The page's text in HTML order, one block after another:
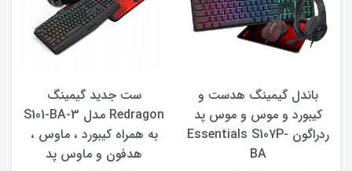
باندل گیمینگ هدست و
کیبورد و موس و موس پد
ردراگون Essentials S107P-
BA
ست جدید گیمینگ
Redragon مدل S101-BA-3
به همراه کیبورد ، ماوس ،
هدفون و ماوس پد